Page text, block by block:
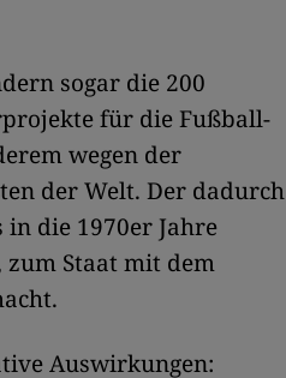
sogar die 200
für die Fußball-
wegen der
der Welt. Der dadurch
die 1970er Jahre
Staat mit dem
Auswirkungen: